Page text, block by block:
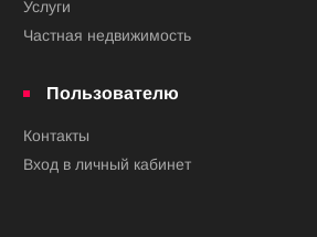
Услуги
Частная недвижимость
Пользователю
Контакты
Вход в личный кабинет